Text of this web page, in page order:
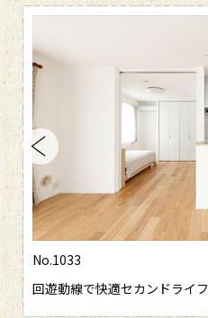
No.1033
回遊動線で快適セカンドライフ